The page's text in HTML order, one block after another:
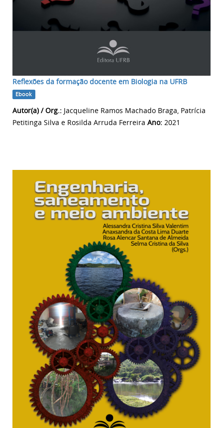
Reflexões da formação docente em Biologia na UFRB
Ebook
Autor(a) / Org.: Jacqueline Ramos Machado Braga, Patrícia
Petitinga Silva e Rosilda Arruda Ferreira Ano: 2021